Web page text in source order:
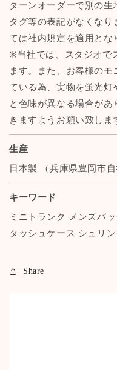
ターンオーダーで別の
タグ等の表記がなくな
ては社内規定を適用とな
※当社では、スタジオで
ます。また、お客様の
ている為、実物を蛍光灯
と色味が異なる場合が
きますようお願い致しま
生産
日本製 （兵庫県豊岡市自
キーワード
ミニトランク メンズバ
タッシュケース シュリ
Share